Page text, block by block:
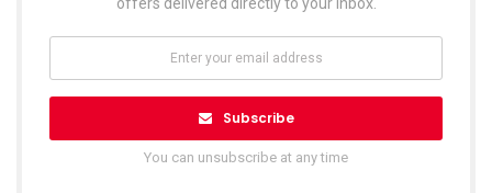
Subscribe
You can unsubscribe at any time